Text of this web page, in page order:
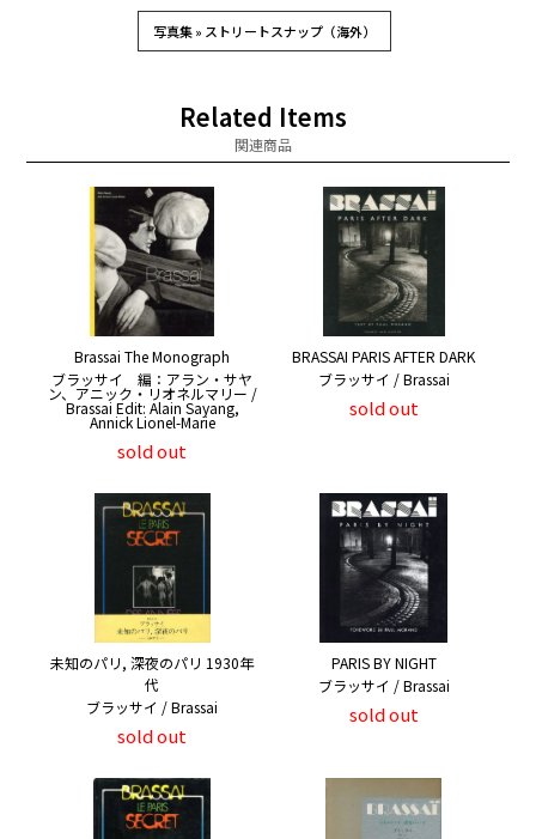
写真集 » ストリートスナップ（海外）
Related Items
関連商品
Brassai The Monograph
ブラッサイ 編：アラン・サヤ
ン、アニック・リオネルマリー /
Brassai Edit: Alain Sayang,
Annick Lionel-Marie
sold out
BRASSAI PARIS AFTER DARK
ブラッサイ / Brassai
sold out
未知のパリ, 深夜のパリ 1930年
代
ブラッサイ / Brassai
sold out
PARIS BY NIGHT
ブラッサイ / Brassai
sold out